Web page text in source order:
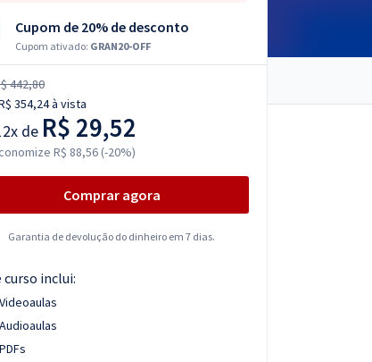
Cupom de 20% de desconto
Cupom ativado: GRAN20-OFF
442,80
354,24à vista
de R$ 29,52
R$ 88,56 (-20%)
Comprar agora
Garantia de devolução do dinheiro em 7 dias.
curso inclui:
Videoaulas
Audioaulas
PDFs